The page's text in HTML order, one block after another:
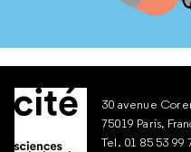
30 avenue
75019 Paris,
Tel. 01 85 53 99